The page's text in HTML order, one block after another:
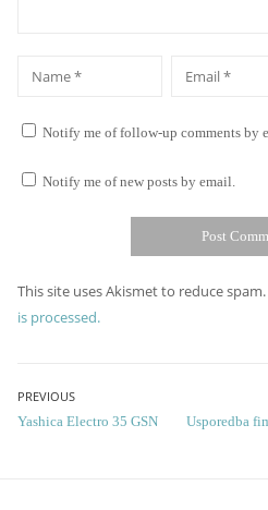
Notify me of follow-up comments by
Notify me of new posts by email.
This site uses Akismet to reduce spam.
is processed.
Post
navigation
PREVIOUS
Previous
Yashica Electro 35 GSN
Next
Usporedba